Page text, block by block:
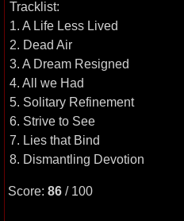
Tracklist:
1. A Life Less Lived
2. Dead Air
3. A Dream Resigned
4. All we Had
5. Solitary Refinement
6. Strive to See
7. Lies that Bind
8. Dismantling Devotion
Score: 86 / 100